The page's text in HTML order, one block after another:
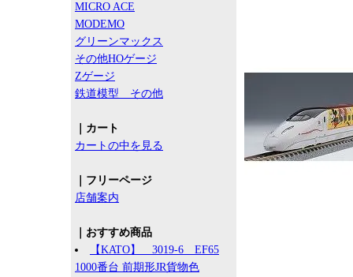
MICRO ACE
MODEMO
グリーンマックス
その他HOゲージ
Zゲージ
鉄道模型 その他
｜カート
カートの中を見る
｜フリーページ
店舗案内
｜おすすめ商品
【KATO】 3019-6 EF65
1000番台 前期形JR貨物色